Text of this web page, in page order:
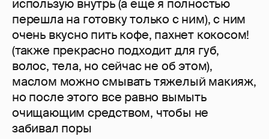
использую внутрь (а еще я полностью
перешла на готовку только с ним), с ним
очень вкусно пить кофе, пахнет кокосом!
(также прекрасно подходит для губ,
волос, тела, но сейчас не об этом),
маслом можно смывать тяжелый макияж,
но после этого все равно вымыть
очищающим средством, чтобы не
забивал поры